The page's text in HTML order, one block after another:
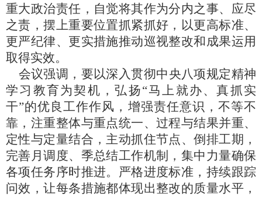
重大政治责任，自觉将其作为分内之事、应尽
之责，摆上重要位置抓紧抓好，以更高标准、
更严纪律、更实措施推动巡视整改和成果运用
取得实效。
会议强调，要以深入贯彻中央八项规定精神
学习教育为契机，弘扬“马上就办、真抓实
干”的优良工作作风，增强责任意识，不等不
靠，注重整体与重点统一、过程与结果并重、
定性与定量结合，主动抓住节点、倒排工期，
完善月调度、季总结工作机制，集中力量确保
各项任务序时推进。严格进度标准，持续跟踪
问效，让每条措施都体现出整改的质量水平，